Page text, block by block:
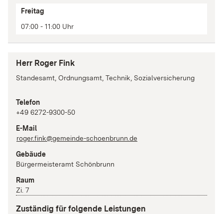
Freitag
07:00 - 11:00 Uhr
Herr Roger Fink
Standesamt, Ordnungsamt, Technik, Sozialversicherung
Telefon
+49 6272-9300-50
E-Mail
roger.fink@gemeinde-schoenbrunn.de
Gebäude
Bürgermeisteramt Schönbrunn
Raum
Zi. 7
Zuständig für folgende Leistungen